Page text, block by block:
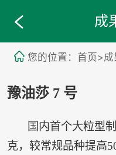
成
您的位置：首页>成
豫油莎 7 号
国内首个大粒型制
克，较常规品种提高